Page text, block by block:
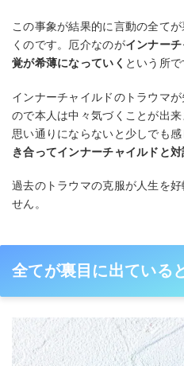
この事象が結果的に言動の全て
くのです。厄介なのがインナー
覚が希薄になっていく という所で
インナーチャイルドのトラウマ
ので本人は中々気づくことが出
思い通りにならないと少しでも感
き合ってインナーチャイルドと対
過去のトラウマの克服が人生を
せん。
全てが裏目に出ている